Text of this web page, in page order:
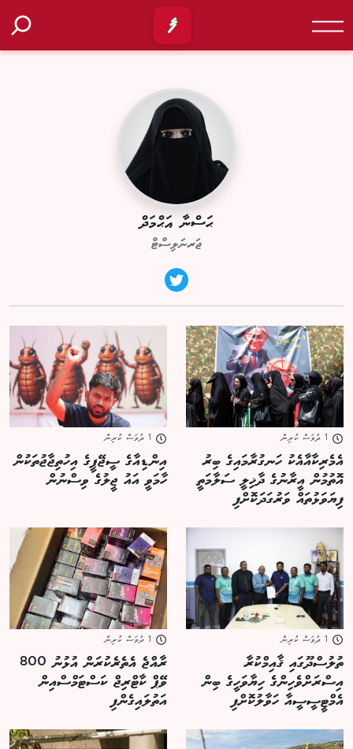
ޙަސްނާ އަޙްމަދް
ޖަރނަލިސްޓް
އެމެރިކާއާއެކު ހަނގުރާމައިގެ ބިރު
އޮތުމުން އީރާނުގެ ދާޚިލީ ސަލާމަތީ
ފިޔަވަޅުތައް ވަރުގަދަކޮށްފި
އިންޑިއާގެ ސީޖޭޕީގެ އިހުތިޖާޖުތަކުން
ހާމަވީ އައު ޖީލުގެ ވިސްނުން
ތުލުސްދޫގައި ޤާއިމްކުރާ
އިސްރަށްވެހިންގެ ހިޔާވަހީގެ ބިން
އެމްޓީސީސީއާ ހަވާލުކޮށްފި
ރާއްޖެ އެތެރެކުރަން އުޅުނު 800
ވޭޕް ކާޓްރިޖް ކަސްޓަމްސްއިން
އަތުލައިގެންފި